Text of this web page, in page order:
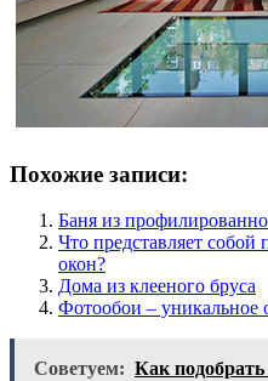
Похожие записи:
Баня из
Что представляет собой
окон?
Дома из клееного бруса
Фотообои – уникальное
Советуем: Как